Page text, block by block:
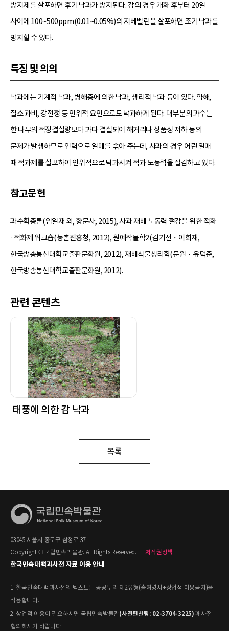
방지제를 살포하면 후기 낙과가 방지된다. 감의 경우 개화 후부터 20일
사이에 100~500ppm(0.01~0.05%)의 지베벨린을 살포하면 조기 낙과를
방지할 수 있다.
특징 및 의의
낙과에는 기계적 낙과, 병해충에 의한 낙과, 생리적 낙과 등이 있다. 약해,
질소 과비, 강전정 등 인위적 요인으로도 낙과하게 된다. 대부분의 과수는
한 나무의 적정결실량보다 과다 결실되어 해거리나 상품성 저하 등의
문제가 발생하므로 인력으로 열매를 솎아 주는데, 사과의 경우 어린 열매
때 적과제를 살포하여 인위적으로 낙과시켜 적과 노동력을 절감하고 있다.
참고문헌
과수학총론(임열재 외, 향문사, 2015), 사과 재배 노동력 절감을 위한 적화
·적화제 워크숍(농촌진흥청, 2012), 원예작물학2(김기선・이희재,
한국방송통신대학교출판문화원, 2012), 재배식물생리학(문원・유덕준,
한국방송통신대학교출판문화원, 2012).
관련 콘텐츠
태풍에 의한 감 낙과
목록
03045 서울시 종로구 삼청로 37
Copyright © 국립민속박물관. All Rights Reserved.
저작권정책
한국민속대백과사전 자료 이용 안내
1. 한국민속대백과사전의 텍스트는 공공누리 제2유형(출처명시+상업적 이용금지)을
적용합니다.
2. 상업적 이용이 필요하시면 국립민속박물관(사전편찬팀: 02-3704-3225)과 사전
협의하시기 바랍니다.